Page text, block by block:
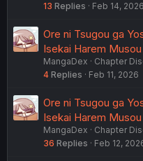
13 Replies Feb 14, 2026
Ore ni Tsugou ga
Isekai Harem Musou
MangaDex
Chapter
4 Replies Feb 11, 2026
Ore ni Tsugou ga
Isekai Harem Musou
MangaDex
Chapter
36 Replies Feb 12,